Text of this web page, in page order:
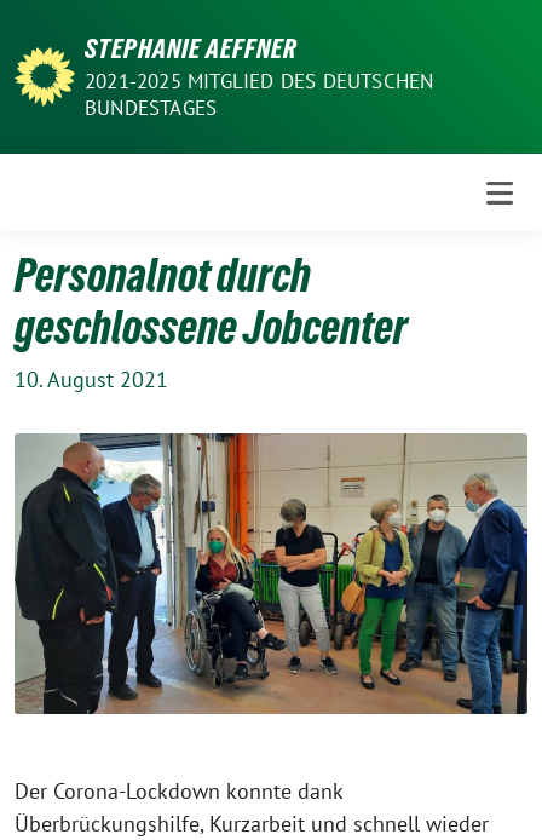
zum
Inhalt
STEPHANIE AEFFNER
2021-2025 MITGLIED DES DEUTSCHEN
BUNDESTAGES
Personalnot durch
geschlossene Jobcenter
10. August 2021
Der Corona-Lockdown konnte dank
Überbrückungshilfe, Kurzarbeit und schnell wieder